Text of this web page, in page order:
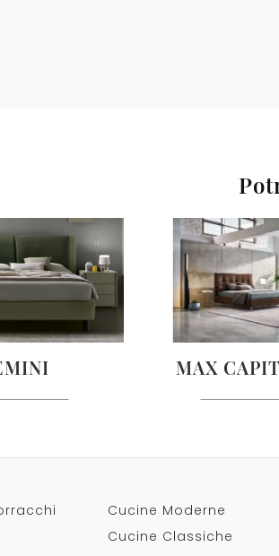
MAX
Cucine Moderne
Cucine Classiche